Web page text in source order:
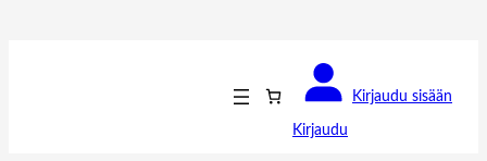
Kirjaudu
Kirjaudu sisään